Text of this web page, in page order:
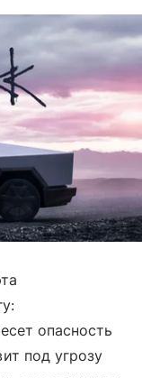
опасность
под угрозу